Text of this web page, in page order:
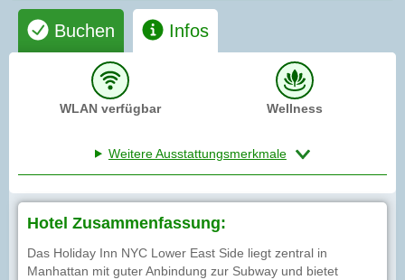
Buchen Infos
WLAN verfügbar Wellness
Weitere Ausstattungsmerkmale
Hotel Zusammenfassung:
Das Holiday Inn NYC Lower East Side liegt zentral in
Manhattan mit guter Anbindung zur Subway und bietet